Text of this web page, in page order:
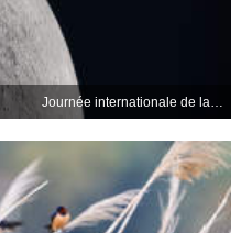
Journée internationale de la Lune